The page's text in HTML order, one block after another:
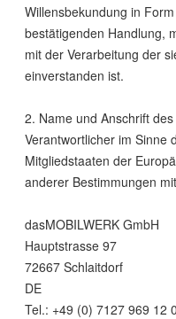
Willensbekundung in
bestätigenden Handlung,
mit der Verarbeitung der
einverstanden ist.
2. Name und Anschrift
Verantwortlicher im Sinne
Mitgliedstaaten der
anderer Bestimmungen
dasMOBILWERK GmbH
Hauptstrasse 97
72667 Schlaitdorf
DE
Tel.: +49 (0) 7127 969 12